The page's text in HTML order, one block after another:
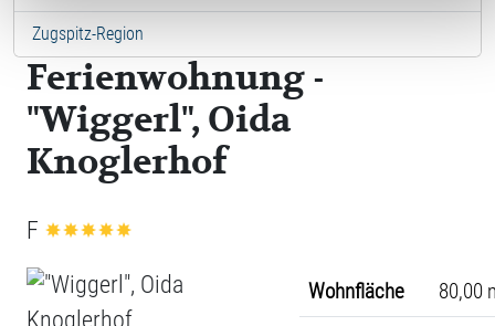
Zugspitz-Region
Ferienwohnung -
"Wiggerl", Oida
Knoglerhof
F
Wohnfläche
80,00